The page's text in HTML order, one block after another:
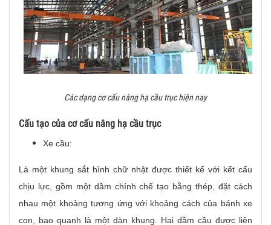
Các dạng cơ cấu nâng hạ cầu trục hiện nay
Cấu tạo của cơ cấu nâng hạ cầu trục
Xe cầu:
Là một khung sắt hình chữ nhật được thiết kế với kết cấu
chịu lực, gồm một dầm chính chế tạo bằng thép, đặt cách
nhau một khoảng tương ứng với khoảng cách của bánh xe
con, bao quanh là một dàn khung. Hai dầm cầu được liên